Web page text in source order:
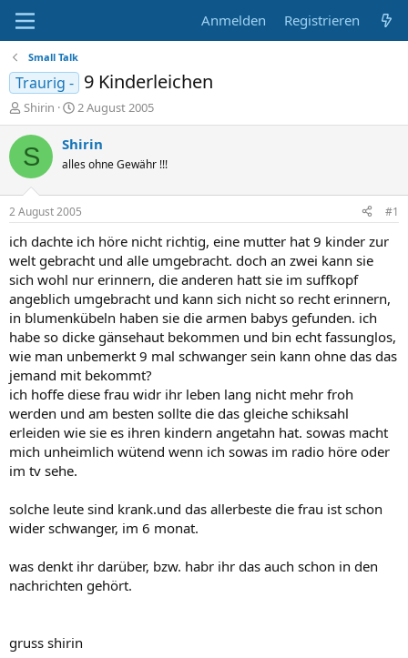
Anmelden Registrieren
Small Talk
Traurig - 9 Kinderleichen
E
r
s
t
e
r
Shirin
E
r
s
e
l
t
a
m
2 August 2005
S Shirin
alles ohne Gewähr !!!
2 August 2005 #1
ich dachte ich höre nicht richtig, eine mutter hat 9 kinder zur
welt gebracht und alle umgebracht. doch an zwei kann sie
sich wohl nur erinnern, die anderen hatt sie im suffkopf
angeblich umgebracht und kann sich nicht so recht erinnern,
in blumenkübeln haben sie die armen babys gefunden. ich
habe so dicke gänsehaut bekommen und bin echt fassunglos,
wie man unbemerkt 9 mal schwanger sein kann ohne das das
jemand mit bekommt?
ich hoffe diese frau widr ihr leben lang nicht mehr froh
werden und am besten sollte die das gleiche schiksahl
erleiden wie sie es ihren kindern angetahn hat. sowas macht
mich unheimlich wütend wenn ich sowas im radio höre oder
im tv sehe.
solche leute sind krank.und das allerbeste die frau ist schon
wider schwanger, im 6 monat.
was denkt ihr darüber, bzw. habr ihr das auch schon in den
nachrichten gehört.
gruss shirin